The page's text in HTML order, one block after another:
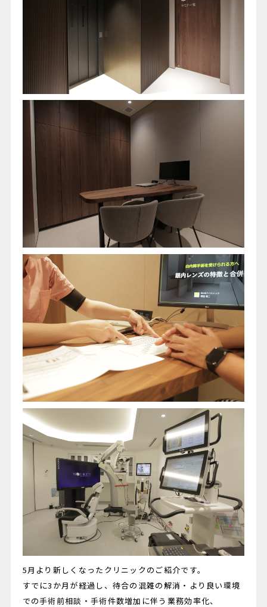
5月より新しくなったクリニックのご紹介です。
すでに3か月が経過し、待合の混雑の解消・より良い環境
での手術前相談・手術件数増加に伴う業務効率化、